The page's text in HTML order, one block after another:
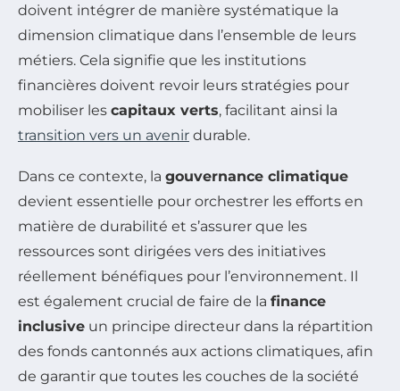
doivent intégrer de manière systématique la
dimension climatique dans l’ensemble de leurs
métiers. Cela signifie que les institutions
financières doivent revoir leurs stratégies pour
mobiliser les capitaux verts, facilitant ainsi la
transition vers un avenir durable.
Dans ce contexte, la gouvernance climatique
devient essentielle pour orchestrer les efforts en
matière de durabilité et s’assurer que les
ressources sont dirigées vers des initiatives
réellement bénéfiques pour l’environnement. Il
est également crucial de faire de la finance
inclusive un principe directeur dans la répartition
des fonds cantonnés aux actions climatiques, afin
de garantir que toutes les couches de la société